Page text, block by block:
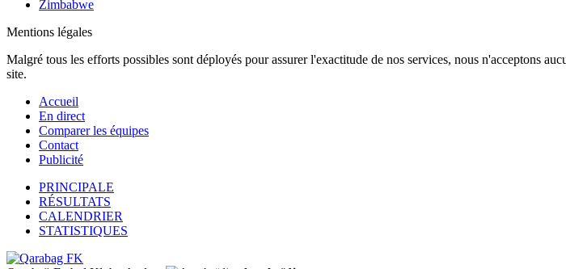
Zimbabwe
Mentions légales
Malgré tous les efforts possibles sont déployés pour assurer l'exactitude de nos services, nous n'acceptons
site.
Accueil
En direct
Comparer les équipes
Contact
Publicité
PRINCIPALE
RÉSULTATS
CALENDRIER
STATISTIQUES